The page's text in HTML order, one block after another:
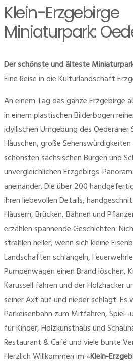
Klein-Erzgebirge
Miniaturpark:
Der schönste und älteste
Eine Reise in die Kulturlandschaft
An einem Tag das ganze Erzgebirge
in einem plastischen Bilderbogen
idyllischen Umgebung des Oederaner
Häuschen, große
schönsten sächsischen Burgen und
unvergleichlichen Erzgebirgs-
aneinander. Die über 200
ihren liebevollen Details,
Häusern, Brücken, Bahnen und
erzählen spannende Geschichten.
strahlen heller, wenn sich kleine
Landschaften schlängeln,
Pumpenwagen einen Brand löschen,
Karussell fahren und der Holzhacker
seiner Axt auf und nieder schlägt. Es
Parkeisenbahn zum Mitfahren, Spiel-
für Kinder, Holzkunsthaus und
Restaurant & Café und viele bunte
Herzlich Willkommen im »Klein-